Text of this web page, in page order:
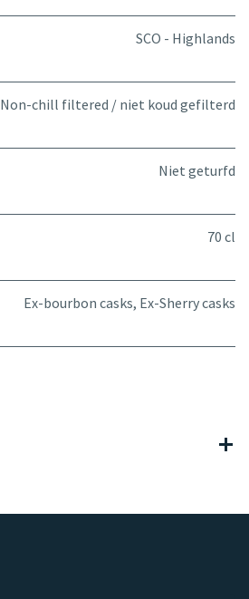
SCO - Highlands
Non-chill filtered / niet koud gefilterd
Niet geturfd
70 cl
Ex-bourbon casks, Ex-Sherry casks